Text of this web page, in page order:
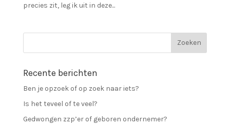
precies zit, leg ik uit in deze...
Recente berichten
Ben je opzoek of op zoek naar iets?
Is het teveel of te veel?
Gedwongen zzp’er of geboren ondernemer?